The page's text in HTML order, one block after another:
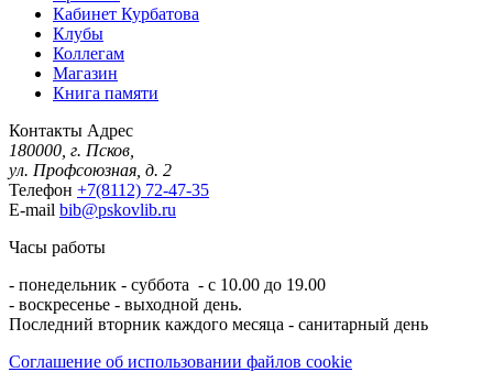
Кабинет Курбатова
Клубы
Коллегам
Магазин
Книга памяти
Контакты Адрес
180000, г. Псков,
ул. Профсоюзная, д. 2
Телефон +7(8112) 72-47-35
E-mail bib@pskovlib.ru
Часы работы
- понедельник - суббота - с 10.00 до 19.00
- воскресенье - выходной день.
Последний вторник каждого месяца - санитарный день
Соглашение об использовании файлов cookie